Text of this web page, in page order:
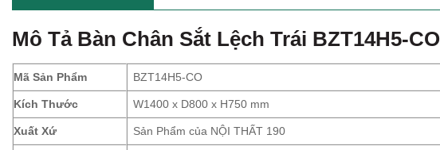
Mô Tả Bàn Chân Sắt Lệch Trái BZT14H5-CO
Mã Sản Phẩm BZT14H5-CO
Kích Thước W1400 x D800 x H750 mm
Xuất Xứ Sản Phẩm của NỘI THẤT 190